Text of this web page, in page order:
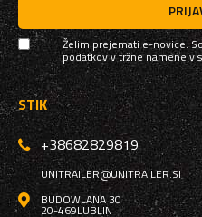
Želim prejemati e-novice.
podatkov v tržne namene v
STIK
+38682829819
UNITRAILER@UNITRAILER.SI
BUDOWLANA 30
20-469LUBLIN